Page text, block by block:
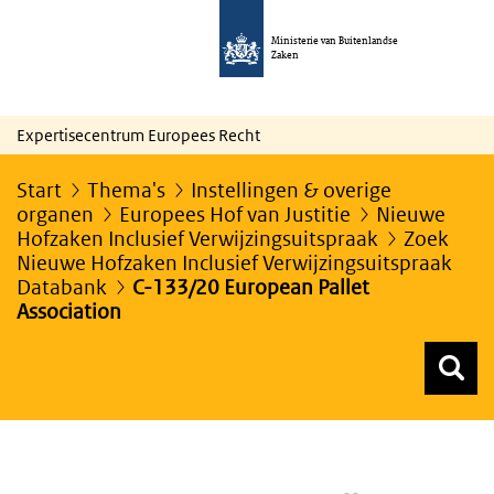
Ministerie van Buitenlandse
Zaken
Expertisecentrum Europees Recht
Start Thema's
Instellingen & overige
organen
Europees Hof van Justitie
Nieuwe
Hofzaken Inclusief Verwijzingsuitspraak
Zoek
Nieuwe Hofzaken Inclusief Verwijzingsuitspraak
Databank
C-133/20 European Pallet
Association